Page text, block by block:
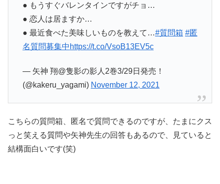
● もうすぐバレンタインですがチョ…
● 恋人は居ますか…
● 最近食べた美味しいものを教えて…#質問箱 #匿
名質問募集中 https://t.co/VsoB13EV5c
— 矢神 翔@隻影の影人2巻3/29日発売！
(@kakeru_yagami) November 12, 2021
こちらの質問箱、匿名で質問できるのですが、たまにクス
っと笑える質問や矢神先生の回答もあるので、見ていると
結構面白いです(笑)